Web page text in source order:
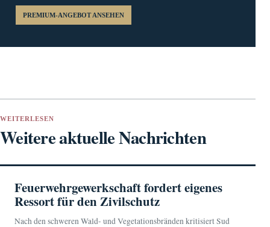
PREMIUM-ANGEBOT ANSEHEN
WEITERLESEN
Weitere aktuelle Nachrichten
Feuerwehrgewerkschaft fordert eigenes
Ressort für den Zivilschutz
Nach den schweren Wald- und Vegetationsbränden kritisiert Sud